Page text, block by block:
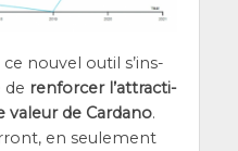
nou­vel outil s’ins­
de ren­for­cer l’at­trac­ti­
de Car­da­no.
en seule­ment